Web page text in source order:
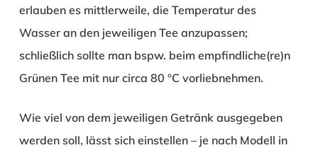
erlauben es mittlerweile, die Temperatur des
Wasser an den jeweiligen Tee anzupassen;
schließlich sollte man bspw. beim empfindliche(re)n
Grünen Tee mit nur circa 80 °C vorliebnehmen.
Wie viel von dem jeweiligen Getränk ausgegeben
werden soll, lässt sich einstellen – je nach Modell in